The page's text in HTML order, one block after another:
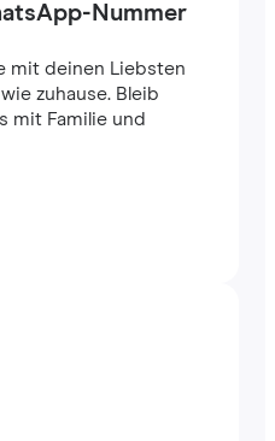
Nummer
mit deinen Liebsten
zuhause. Bleib
mit Familie und